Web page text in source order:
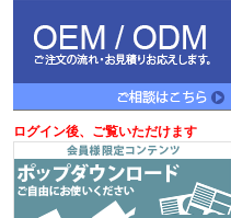
ログイン後、ご覧いただけます